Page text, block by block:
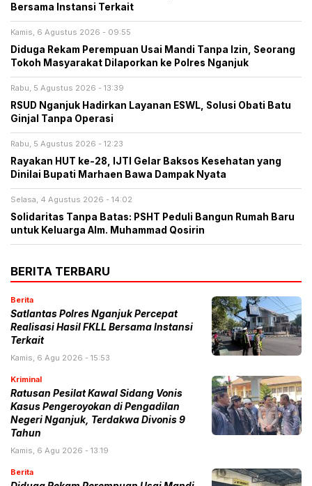
Bersama Instansi Terkait
Kamis, 6 Agustus 2026 - 09:55
Diduga Rekam Perempuan Usai Mandi Tanpa Izin, Seorang
Tokoh Masyarakat Dilaporkan ke Polres Nganjuk
Rabu, 5 Agustus 2026 - 13:39
RSUD Nganjuk Hadirkan Layanan ESWL, Solusi Obati Batu
Ginjal Tanpa Operasi
Rabu, 5 Agustus 2026 - 12:23
Rayakan HUT ke-28, IJTI Gelar Baksos Kesehatan yang
Dinilai Bupati Marhaen Bawa Dampak Nyata
Selasa, 4 Agustus 2026 - 14:02
Solidaritas Tanpa Batas: PSHT Peduli Bangun Rumah Baru
untuk Keluarga Alm. Muhammad Qosirin
BERITA TERBARU
Berita
Satlantas Polres Nganjuk Percepat
Realisasi Hasil FKLL Bersama Instansi
Terkait
Kamis, 6 Agu 2026 - 15:53
Kriminal
Ratusan Pesilat Kawal Sidang Vonis
Kasus Pengeroyokan di Pengadilan
Negeri Nganjuk, Terdakwa Divonis 9
Tahun
Kamis, 6 Agu 2026 - 13:19
Berita